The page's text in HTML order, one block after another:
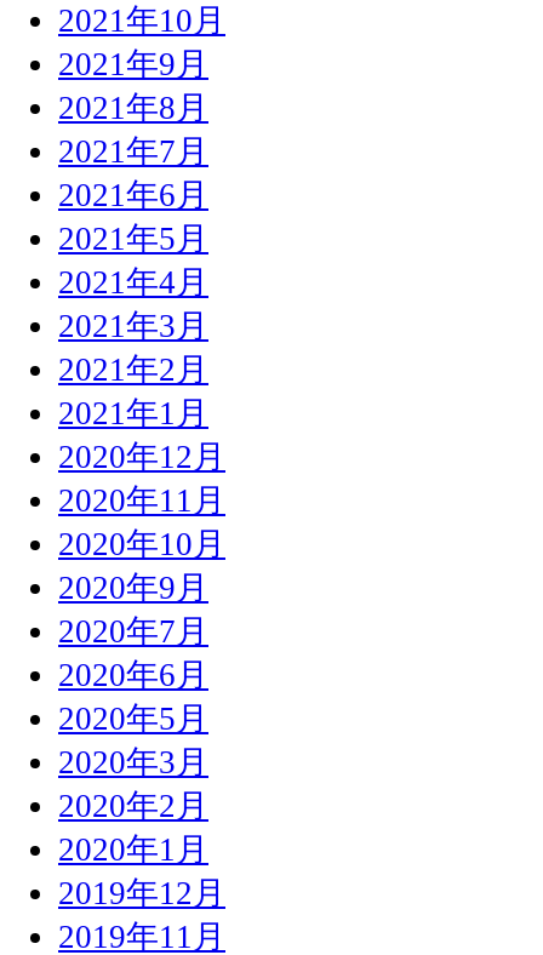
2021年10月
2021年9月
2021年8月
2021年7月
2021年6月
2021年5月
2021年4月
2021年3月
2021年2月
2021年1月
2020年12月
2020年11月
2020年10月
2020年9月
2020年7月
2020年6月
2020年5月
2020年3月
2020年2月
2020年1月
2019年12月
2019年11月